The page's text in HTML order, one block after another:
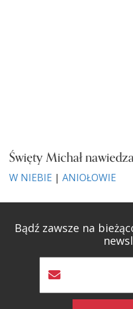
Święty Michał
W NIEBIE | ANIOŁOWIE
Bądź zawsze na